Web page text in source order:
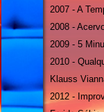
2007 - A
2008 -
2009 - 5
2010 -
Klauss
2012 -